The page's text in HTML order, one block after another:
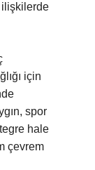
ilişkilerde
için
spor
hale
çevrem